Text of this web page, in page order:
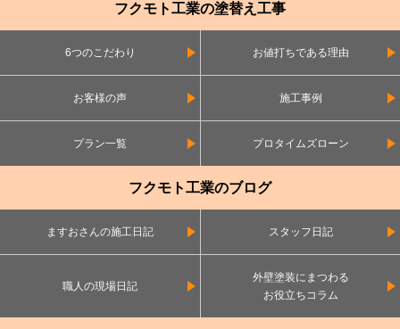
フクモト工業の塗替え工事
6つのこだわり お値打ちである理由
お客様の声 施工事例
プラン一覧 プロタイムズローン
フクモト工業のブログ
ますおさんの施工日記 スタッフ日記
職人の現場日記
外壁塗装にまつわる
お役立ちコラム